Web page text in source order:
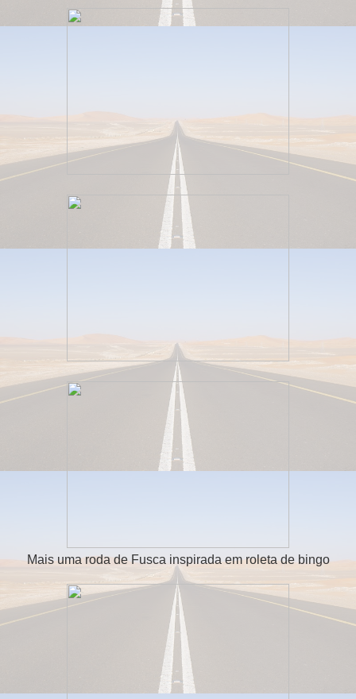
Mais uma roda de Fusca inspirada em roleta de bingo